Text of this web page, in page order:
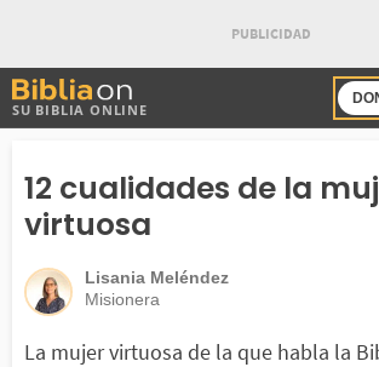
SU BIBLIA ONLINE
Buscar
en
12 cualidades de la
virtuosa
Lisania Meléndez
Misionera
La mujer virtuosa de la que habla la